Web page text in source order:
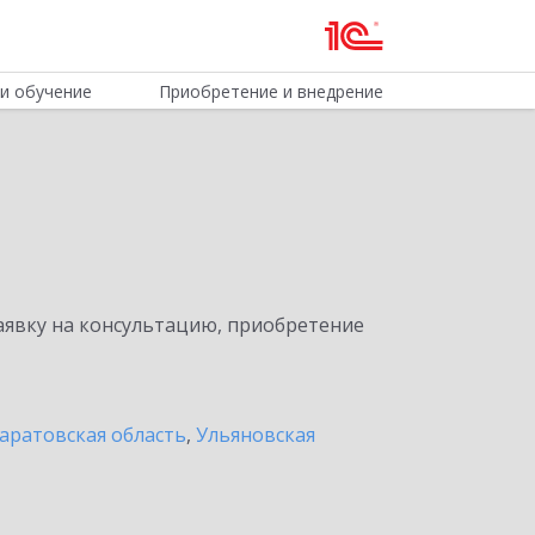
обучение Приобретение и внедрение
на консультацию, приобретение
область, Ульяновская